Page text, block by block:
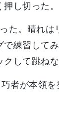
し切った。
た。晴れは
で練習して
して跳ねな
者が本領を